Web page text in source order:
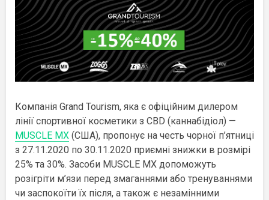
Компанія Grand Tourism, яка є офіційним дилером
лінії спортивної косметики з CBD (каннабідіол) —
MUSCLE MX (США), пропонує на честь чорної п’ятниці
з 27.11.2020 по 30.11.2020 приємні знижки в розмірі
25% та 30%. Засоби MUSCLE MX допоможуть
розігріти м’язи перед змаганнями або тренуваннями
чи заспокоїти їх після, а також є незамінними